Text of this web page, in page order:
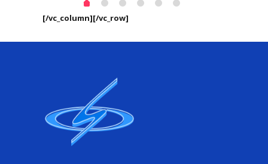
[/vc_column][/vc_row]